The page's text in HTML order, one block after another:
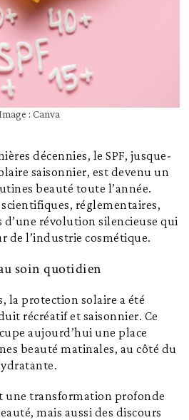
Image : Canva
décennies, le SPF, jusque-
saisonnier, est devenu un
beauté toute l’année.
réglementaires,
révolution silencieuse qui
de l’industrie cosmétique.
soin quotidien
la protection solaire a été
récréatif et saisonnier. Ce
aujourd’hui une place
beauté matinales, au côté du
une transformation profonde
mais aussi des discours